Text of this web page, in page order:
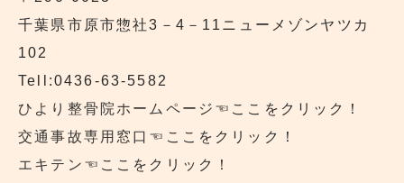
千葉県市原市惣社3－4－11ニューメゾンヤツカ
102
Tell:0436-63-5582
ひより整骨院ホームページ ☜ここをクリック！
交通事故専用窓口 ☜ここをクリック！
エキテン ☜ここをクリック！